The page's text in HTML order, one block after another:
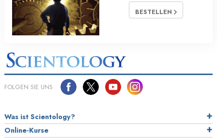
BESTELLEN
FOLGEN SIE UNS
Was ist Scientology?
Online-Kurse